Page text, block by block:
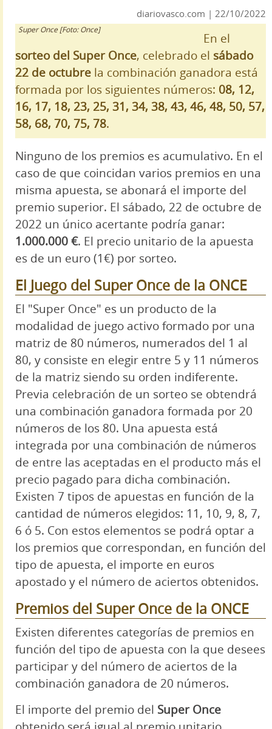
diariovasco.com | 22/10/2022
Super Once [Foto: Once]
En el
sorteo del Super Once, celebrado el sábado
22 de octubre la combinación ganadora está
formada por los siguientes números: 08, 12,
16, 17, 18, 23, 25, 31, 34, 38, 43, 46, 48, 50, 57,
58, 68, 70, 75, 78.
Ninguno de los premios es acumulativo. En el
caso de que coincidan varios premios en una
misma apuesta, se abonará el importe del
premio superior. El sábado, 22 de octubre de
2022 un único acertante podría ganar:
1.000.000 €. El precio unitario de la apuesta
es de un euro (1€) por sorteo.
El Juego del Super Once de la ONCE
El "Super Once" es un producto de la
modalidad de juego activo formado por una
matriz de 80 números, numerados del 1 al
80, y consiste en elegir entre 5 y 11 números
de la matriz siendo su orden indiferente.
Previa celebración de un sorteo se obtendrá
una combinación ganadora formada por 20
números de los 80. Una apuesta está
integrada por una combinación de números
de entre las aceptadas en el producto más el
precio pagado para dicha combinación.
Existen 7 tipos de apuestas en función de la
cantidad de números elegidos: 11, 10, 9, 8, 7,
6 ó 5. Con estos elementos se podrá optar a
los premios que correspondan, en función del
tipo de apuesta, el importe en euros
apostado y el número de aciertos obtenidos.
Premios del Super Once de la ONCE
Existen diferentes categorías de premios en
función del tipo de apuesta con la que desees
participar y del número de aciertos de la
combinación ganadora de 20 números.
El importe del premio del Super Once